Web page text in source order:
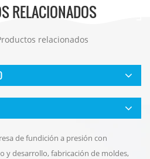
RELACIONADOS
relacionados
de fundición a presión con
y desarrollo, fabricación de moldes,